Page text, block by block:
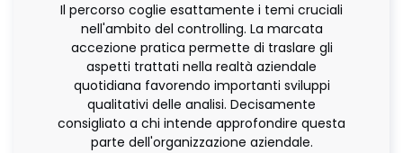
Il percorso coglie esattamente i temi cruciali
nell'ambito del controlling. La marcata
accezione pratica permette di traslare gli
aspetti trattati nella realtà aziendale
quotidiana favorendo importanti sviluppi
qualitativi delle analisi. Decisamente
consigliato a chi intende approfondire questa
parte dell'organizzazione aziendale.